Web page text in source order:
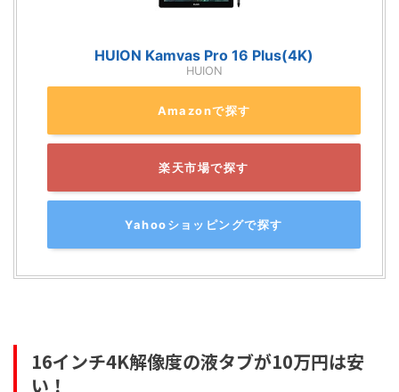
HUION Kamvas Pro 16 Plus(4K)
HUION
Amazonで探す
楽天市場で探す
Yahooショッピングで探す
16インチ4K解像度の液タブが10万円は安
い！